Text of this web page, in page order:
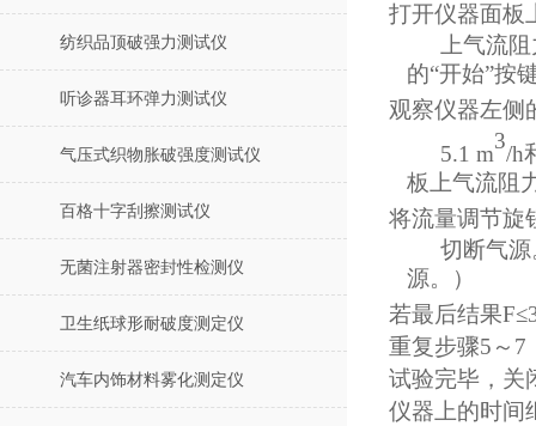
纺织品顶破强力测试仪
听诊器耳环弹力测试仪
气压式织物胀破强度测试仪
百格十字刮擦测试仪
无菌注射器密封性检测仪
卫生纸球形耐破度测定仪
汽车内饰材料雾化测定仪
打开仪器面板
上气流
的“开始”按
观察仪器左侧
5.1 m
3
/h
板上气流阻
将流量调节旋
切断气源
源。）
若最后结果
重复步骤5～7
试验完毕，关
仪器上的时间